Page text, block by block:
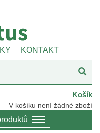
KONTAKT
Košík
V košíku není žádné zboží